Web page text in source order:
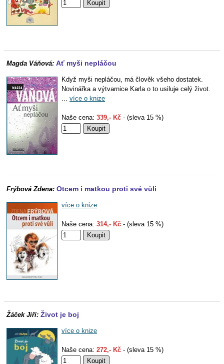
Magda Váňová: Ať myši nepláčou
Když myši nepláčou, má člověk všeho dostatek.
Novinářka a výtvarnice Karla o to usiluje celý život.
... více o knize
Naše cena: 339,- Kč - (sleva 15 %)
Frýbová Zdena: Otcem i matkou proti své vůli
více o knize
Naše cena: 314,- Kč - (sleva 15 %)
Žáček Jiří: Život je boj
více o knize
Naše cena: 272,- Kč - (sleva 15 %)